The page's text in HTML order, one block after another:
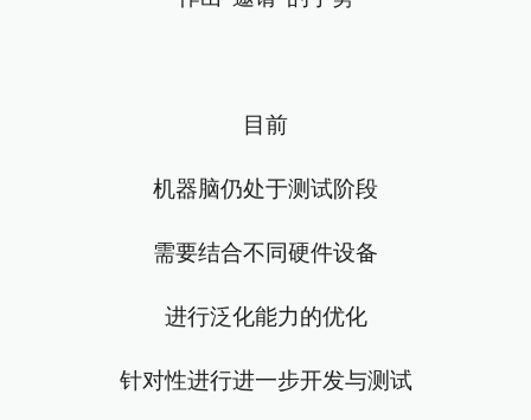
目前
机器脑仍处于测试阶段
需要结合不同硬件设备
进行泛化能力的优化
针对性进行进一步开发与测试